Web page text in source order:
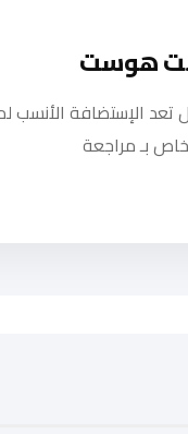
هوست
الإستضافة الأنسب
بـ مراجعة